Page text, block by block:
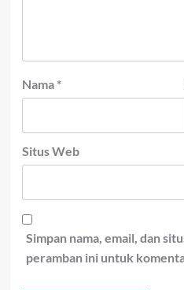
Nama *
Situs Web
Simpan nama, email, dan
peramban ini untuk